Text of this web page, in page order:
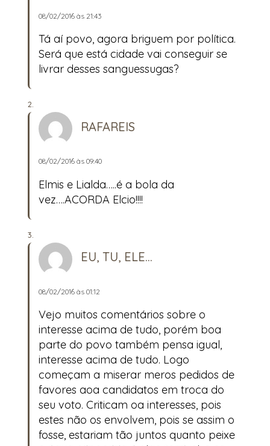
08/02/2016 às 21:43
Tá aí povo, agora briguem por política.
Será que está cidade vai conseguir se
livrar desses sanguessugas?
RAFAREIS
08/02/2016 às 09:40
Elmis e Lialda…..é a bola da
vez….ACORDA Elcio!!!!
EU, TU, ELE...
08/02/2016 às 01:12
Vejo muitos comentários sobre o
interesse acima de tudo, porém boa
parte do povo também pensa igual,
interesse acima de tudo. Logo
começam a miserar meros pedidos de
favores aoa candidatos em troca do
seu voto. Criticam oa interesses, pois
estes não os envolvem, pois se assim o
fosse, estariam tão juntos quanto peixe